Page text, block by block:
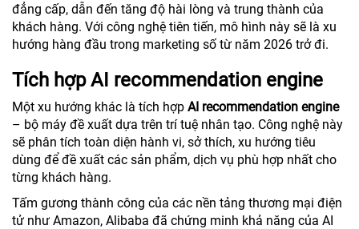
đẳng cấp, dẫn đến tăng độ hài lòng và trung thành của
khách hàng. Với công nghệ tiên tiến, mô hình này sẽ là xu
hướng hàng đầu trong marketing số từ năm 2026 trở đi.
Tích hợp AI recommendation engine
Một xu hướng khác là tích hợp AI recommendation engine
– bộ máy đề xuất dựa trên trí tuệ nhân tạo. Công nghệ này
sẽ phân tích toàn diện hành vi, sở thích, xu hướng tiêu
dùng để đề xuất các sản phẩm, dịch vụ phù hợp nhất cho
từng khách hàng.
Tấm gương thành công của các nền tảng thương mại điện
tử như Amazon, Alibaba đã chứng minh khả năng của AI